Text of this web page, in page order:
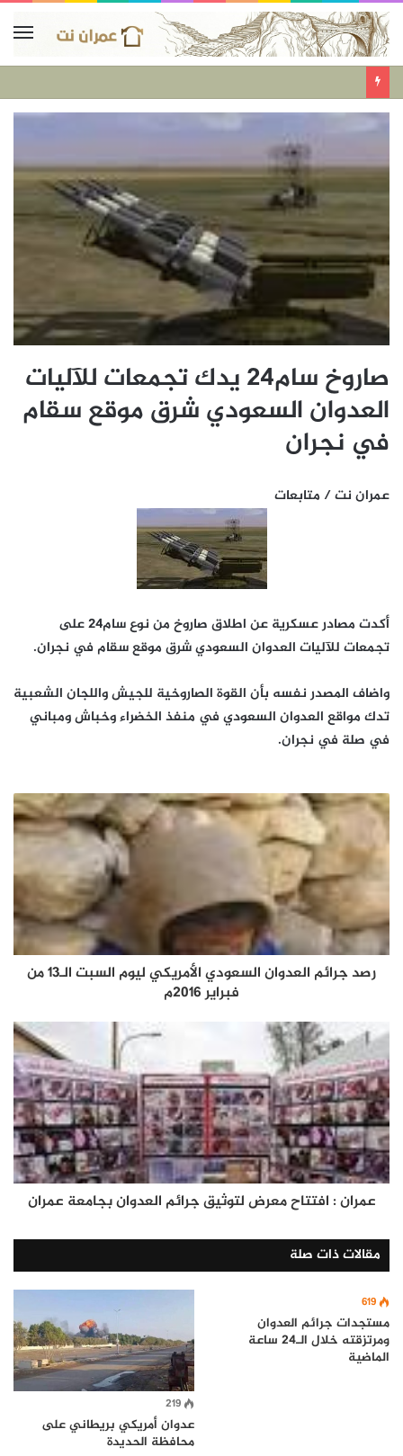
صاروخ سام24 يدك تجمعات للآليات
العدوان السعودي شرق موقع سقام
في نجران
عمران نت / متابعات
أكدت مصادر عسكرية عن اطلاق صاروخ من نوع سام24 على
تجمعات للآليات العدوان السعودي شرق موقع سقام في نجران.
واضاف المصدر نفسه بأن القوة الصاروخية للجيش واللجان الشعبية
تدك مواقع العدوان السعودي في منفذ الخضراء وخباش ومباني
في صلة في نجران.
رصد جرائم العدوان السعودي الأمريكي ليوم السبت الـ13 من
فبراير 2016م
عمران : افتتاح معرض لتوثيق جرائم العدوان بجامعة عمران
مقالات ذات صلة
619
مستجدات جرائم العدوان
ومرتزقته خلال الـ24 ساعة
الماضية
219
عدوان أمريكي بريطاني على
محافظة الحديدة